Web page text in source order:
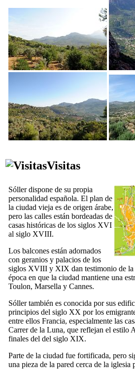
Visitas
Sóllerdispone de su propia
personalidad española. El plan de
la ciudad vieja es de origen árabe,
pero las calles están bordeadas de
casas históricas de los siglos XVI
al siglo XVIII.
Los balcones están adornados
con geranios y palacios de los
siglos XVIII y XIX dan testimonio de
época en que la ciudad mantiene una
Toulon, Marsella y Cannes.
Sóllertambién es conocida por sus
principios del siglo XX por los
entre ellos Francia, especialmente las
Carrer de la Luna, que reflejan el estilo
finales del del siglo XIX.
Parte de la ciudad fue fortificada, pero
una pieza de la pared cerca de la iglesia